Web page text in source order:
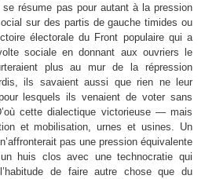
se résume pas pour autant à la pression
sur des partis de gauche timides ou
électorale du Front populaire qui a
sociale en donnant aux ouvriers le
plus au mur de la répression
ils savaient aussi que rien ne leur
lesquels ils venaient de voter sans
cette dialectique victorieuse — mais
et mobilisation, urnes et usines. Un
pas une pression équivalente
huis clos avec une technocratie qui
de faire autre chose que du